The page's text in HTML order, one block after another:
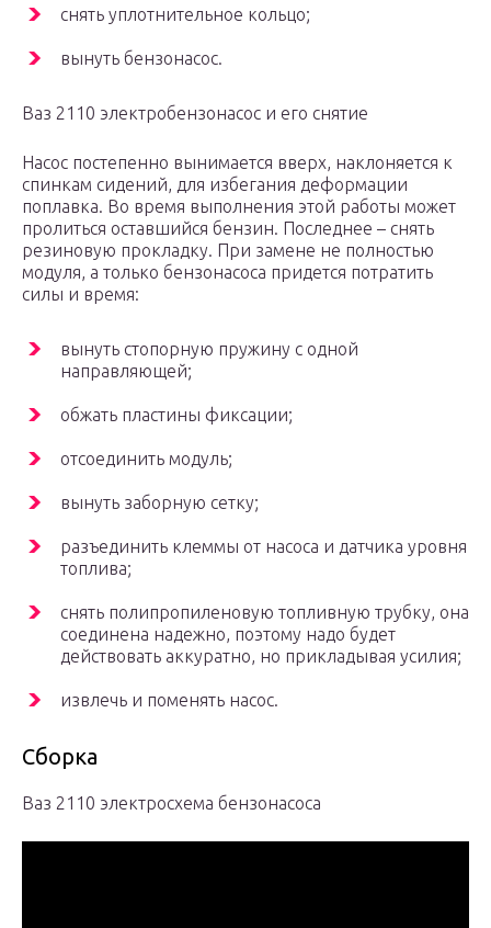
снять уплотнительное кольцо;
вынуть бензонасос.
Ваз 2110 электробензонасос и его снятие
Насос постепенно вынимается вверх, наклоняется к
спинкам сидений, для избегания деформации
поплавка. Во время выполнения этой работы может
пролиться оставшийся бензин. Последнее – снять
резиновую прокладку. При замене не полностью
модуля, а только бензонасоса придется потратить
силы и время:
вынуть стопорную пружину с одной
направляющей;
обжать пластины фиксации;
отсоединить модуль;
вынуть заборную сетку;
разъединить клеммы от насоса и датчика уровня
топлива;
снять полипропиленовую топливную трубку, она
соединена надежно, поэтому надо будет
действовать аккуратно, но прикладывая усилия;
извлечь и поменять насос.
Сборка
Ваз 2110 электросхема бензонасоса